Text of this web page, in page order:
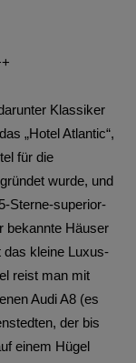
Klassiker
„Hotel Atlantic“,
für die
wurde, und
Sterne-superior-
bekannte Häuser
das kleine Luxus-
reist man mit
Audi A8 (es
der bis
einem Hügel